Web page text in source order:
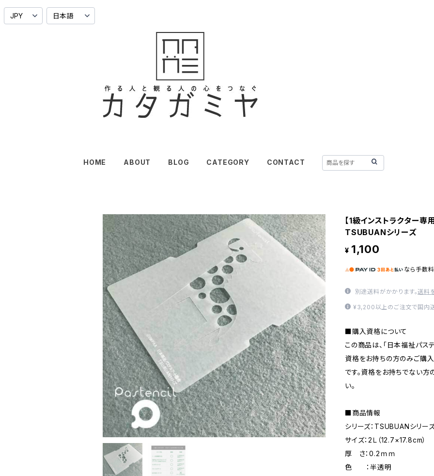
HOME ABOUT BLOG CATEGORY CONTACT
【1級インストラクタ
TSUBUANシリーズ
¥ 1,100
なら 手数
別途送料がかかります。送料
¥3,200以上のご注文で国内
■購入資格について
この商品は、「日本福祉パス
資格をお持ちの方のみご購
です。資格をお持ちでない
い。
■商品情報
シリーズ：TSUBUANシリー
サイズ：2Ｌ（12.7×17.8cm）
厚 さ：0.2ｍｍ
色 ：半透明